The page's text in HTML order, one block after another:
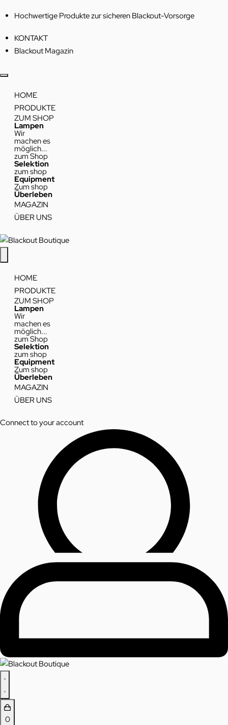
Hochwertige Produkte zur sicheren Blackout-Vorsorge
KONTAKT
Blackout Magazin
HOME
PRODUKTE
ZUM SHOP
Lampen
Wir
machen es
möglich...
zum Shop
Selektion
zum shop
Equipment
Zum shop
Überleben
MAGAZIN
ÜBER UNS
HOME
PRODUKTE
ZUM SHOP
Lampen
Wir
machen es
möglich...
zum Shop
Selektion
zum shop
Equipment
Zum shop
Überleben
MAGAZIN
ÜBER UNS
Connect to your account
0